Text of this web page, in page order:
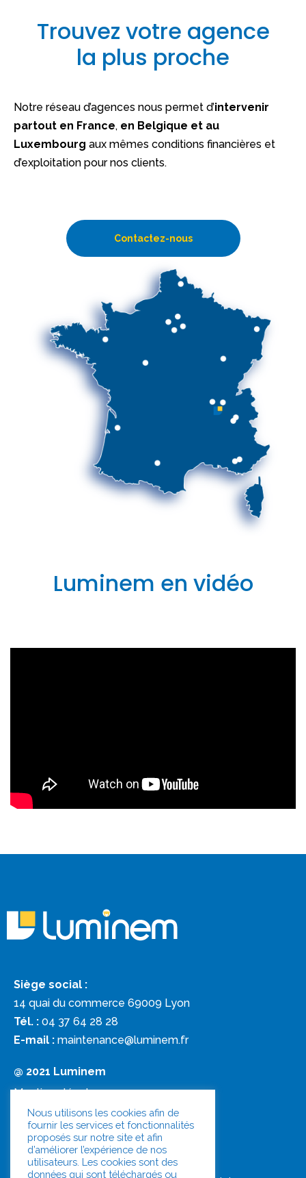
Trouvez votre agence
la plus proche
Notre réseau d’agences nous permet d’intervenir
partout en France, en Belgique et au
Luxembourg aux mêmes conditions financières et
d’exploitation pour nos clients.
Contactez-nous
Luminem en vidéo
Siège social :
14 quai du commerce 69009 Lyon
Tél. : 04 37 64 28 28
E-mail : maintenance@luminem.fr
@ 2021 Luminem
Mentions légales
Politique de confidentialité
Document unique
Nous utilisons les cookies afin de
fournir les services et fonctionnalités
proposés sur notre site et afin
d’améliorer l’expérience de nos
utilisateurs. Les cookies sont des
données qui sont téléchargés ou